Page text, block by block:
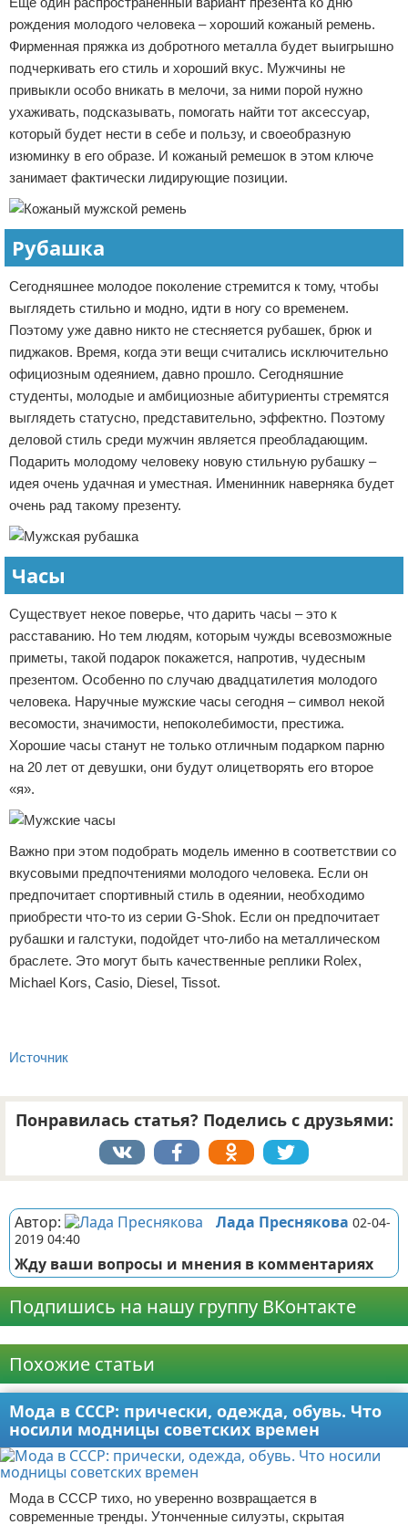
рождения молодого человека – хороший кожаный ремень.
Фирменная пряжка из добротного металла будет выигрышно
подчеркивать его стиль и хороший вкус. Мужчины не
привыкли особо вникать в мелочи, за ними порой нужно
ухаживать, подсказывать, помогать найти тот аксессуар,
который будет нести в себе и пользу, и своеобразную
изюминку в его образе. И кожаный ремешок в этом ключе
занимает фактически лидирующие позиции.
Рубашка
Сегодняшнее молодое поколение стремится к тому, чтобы
выглядеть стильно и модно, идти в ногу со временем.
Поэтому уже давно никто не стесняется рубашек, брюк и
пиджаков. Время, когда эти вещи считались исключительно
официозным одеянием, давно прошло. Сегодняшние
студенты, молодые и амбициозные абитуриенты стремятся
выглядеть статусно, представительно, эффектно. Поэтому
деловой стиль среди мужчин является преобладающим.
Подарить молодому человеку новую стильную рубашку –
идея очень удачная и уместная. Именинник наверняка будет
очень рад такому презенту.
Часы
Существует некое поверье, что дарить часы – это к
расставанию. Но тем людям, которым чужды всевозможные
приметы, такой подарок покажется, напротив, чудесным
презентом. Особенно по случаю двадцатилетия молодого
человека. Наручные мужские часы сегодня – символ некой
весомости, значимости, непоколебимости, престижа.
Хорошие часы станут не только отличным подарком парню
на 20 лет от девушки, они будут олицетворять его второе
«я».
Важно при этом подобрать модель именно в соответствии со
вкусовыми предпочтениями молодого человека. Если он
предпочитает спортивный стиль в одеянии, необходимо
приобрести что-то из серии G-Shok. Если он предпочитает
рубашки и галстуки, подойдет что-либо на металлическом
браслете. Это могут быть качественные реплики Rolex,
Michael Kors, Casio, Diesel, Tissot.
Источник
Понравилась статья? Поделись с друзьями:
Автор: Лада Преснякова 02-04-
2019 04:40
Жду ваши вопросы и мнения в комментариях
Подпишись на нашу группу ВКонтакте
Похожие статьи
Мода в СССР: прически, одежда, обувь. Что
носили модницы советских времен
Мода в СССР тихо, но уверенно возвращается в
современные тренды. Утонченные силуэты, скрытая